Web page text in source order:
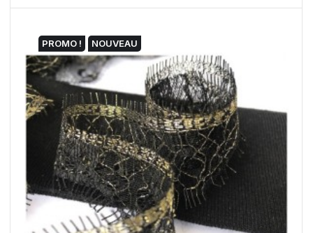
PROMO ! NOUVEAU